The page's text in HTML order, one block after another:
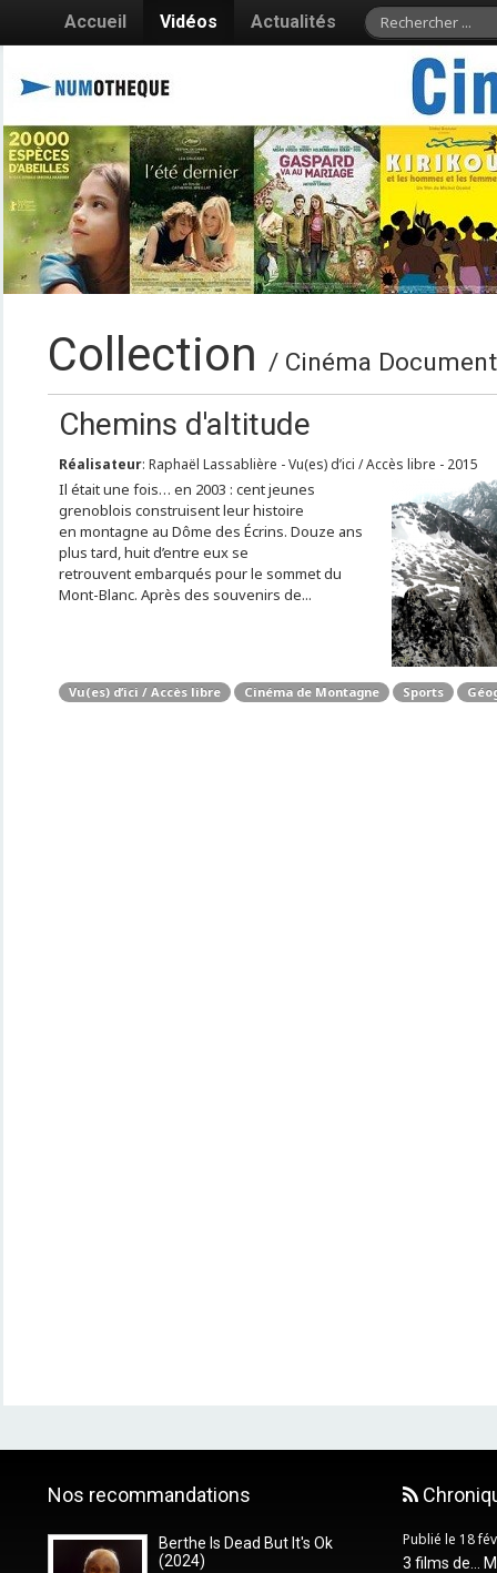
Accueil Vidéos Actualités
Collection / Cinéma
Chemins d'altitude
Réalisateur: Raphaël Lassablière - Vu(es) d’ici / Accès libre - 2015
Il était une fois… en 2003 : cent jeunes
grenoblois construisent leur histoire
en montagne au Dôme des Écrins. Douze ans
plus tard, huit d’entre eux se
retrouvent embarqués pour le sommet du
Mont-Blanc. Après des souvenirs de...
Vu(es) d’ici / Accès libre Cinéma de Montagne Sports
Nos recommandations
Berthe Is Dead But It's Ok
(2024)
Publié le 18
3 films de...